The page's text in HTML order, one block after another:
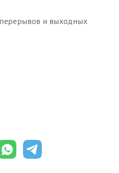
и выходных